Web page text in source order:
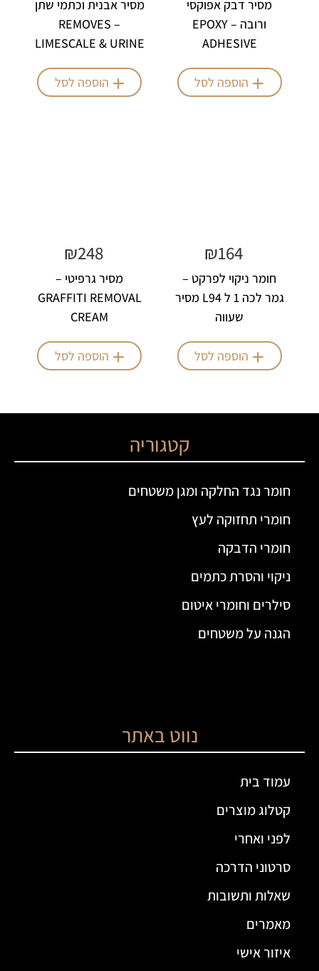
מסיר דבק אפוקסי
ורובה – EPOXY
ADHESIVE
הוספה לסל
מסיר אבנית וכתמי שתן
– REMOVES
LIMESCALE & URINE
הוספה לסל
חומר ניקוי לפרקט –
גמר לכה 1 ל L94 מסיר
שעווה
₪164
הוספה לסל
מסיר גרפיטי –
GRAFFITI REMOVAL
CREAM
₪248
הוספה לסל
קטגוריה
חומר נגד החלקה ומגן משטחים
חומרי תחזוקה לעץ
חומרי הדבקה
ניקוי והסרת כתמים
סילרים וחומרי איטום
הגנה על משטחים
נווט באתר
עמוד בית
קטלוג מוצרים
לפני ואחרי
סרטוני הדרכה
שאלות ותשובות
מאמרים
איזור אישי